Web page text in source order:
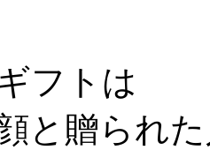
フトは
と贈られ